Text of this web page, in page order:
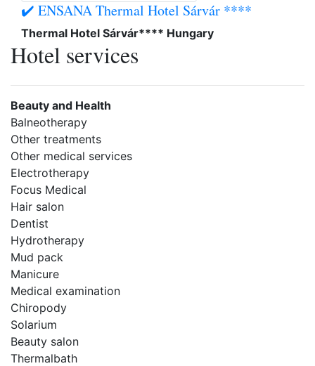
✔️ ENSANA Thermal Hotel Sárvár ****
Thermal Hotel Sárvár**** Hungary
Hotel services
Beauty and Health
Balneotherapy
Other treatments
Other medical services
Electrotherapy
Focus Medical
Hair salon
Dentist
Hydrotherapy
Mud pack
Manicure
Medical examination
Chiropody
Solarium
Beauty salon
Thermalbath